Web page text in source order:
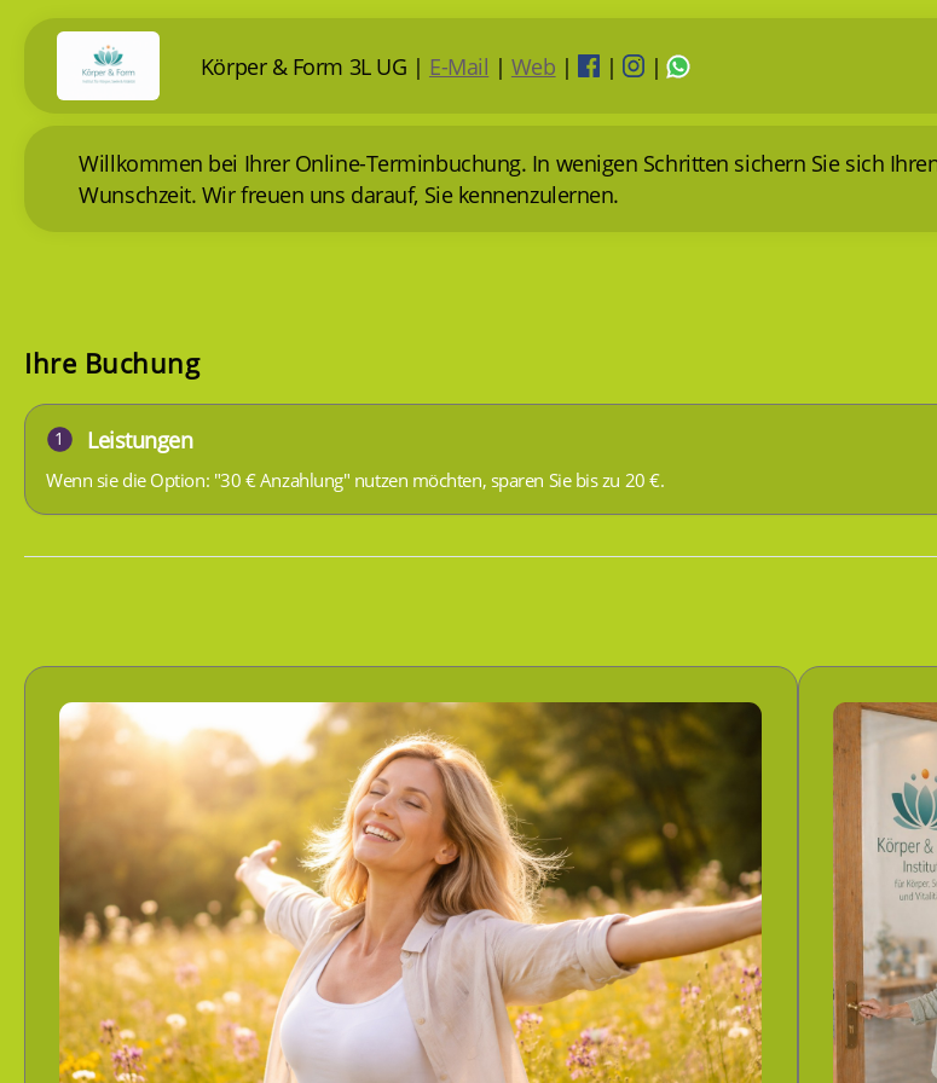
Körper & Form 3L UG | E-Mail | Web | | |
Willkommen bei Ihrer Online-Terminbuchung. In wenigen Schritten sichern Sie sich
Wunschzeit. Wir freuen uns darauf, Sie kennenzulernen.
Ihre Buchung
1 Leistungen
Wenn sie die Option: "30 € Anzahlung" nutzen möchten, sparen Sie bis zu 20 €.